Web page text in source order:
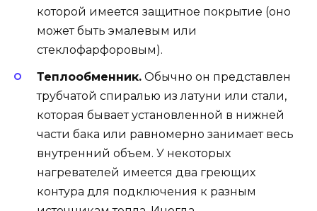
которой имеется защитное покрытие (оно
может быть эмалевым или
стеклофарфоровым).
Теплообменник. Обычно он представлен
трубчатой спиралью из латуни или стали,
которая бывает установленной в нижней
части бака или равномерно занимает весь
внутренний объем. У некоторых
нагревателей имеется два греющих
контура для подключения к разным